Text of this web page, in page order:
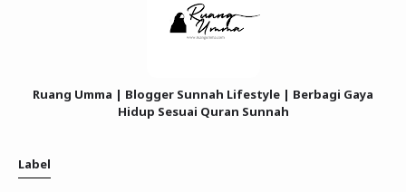
Ruang Umma | Blogger Sunnah Lifestyle | Berbagi Gaya
Hidup Sesuai Quran Sunnah
Label